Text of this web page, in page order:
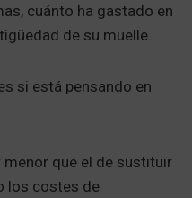
cuánto ha gastado en
de su muelle.
si está pensando en
que el de sustituir
los costes de